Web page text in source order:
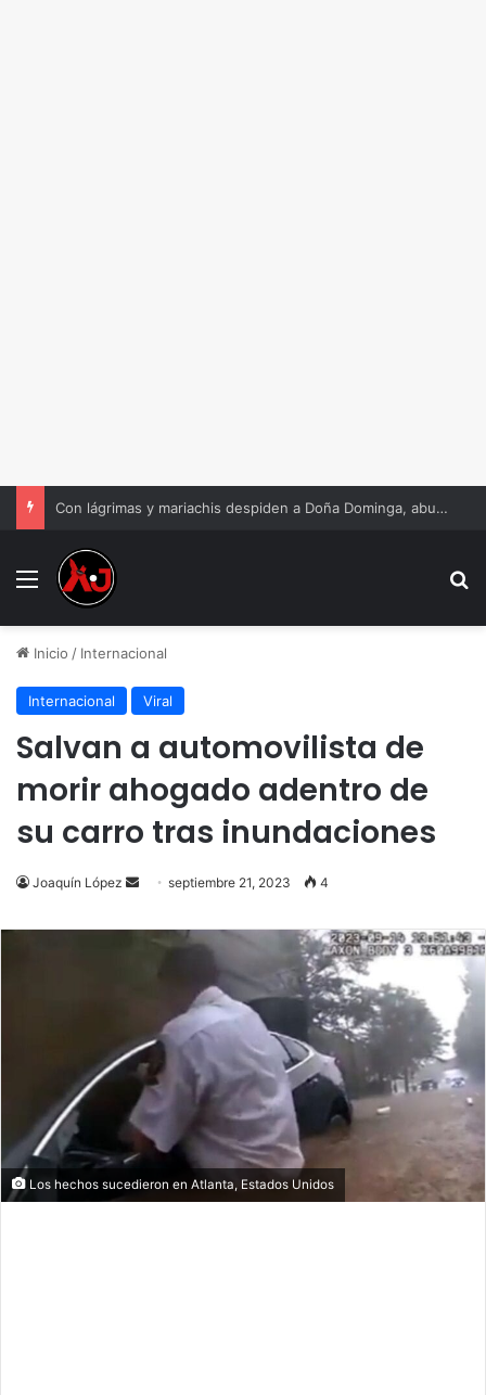
Con lágrimas y mariachis despiden a Doña Dominga, abuelita asesinada por 90 pesos
Menu
Inicio / Internacional
Internacional Viral
Salvan a automovilista de
morir ahogado adentro de
su carro tras inundaciones
Joaquín López
Send
email
septiembre 21, 2023 4
Los hechos sucedieron en Atlanta, Estados Unidos